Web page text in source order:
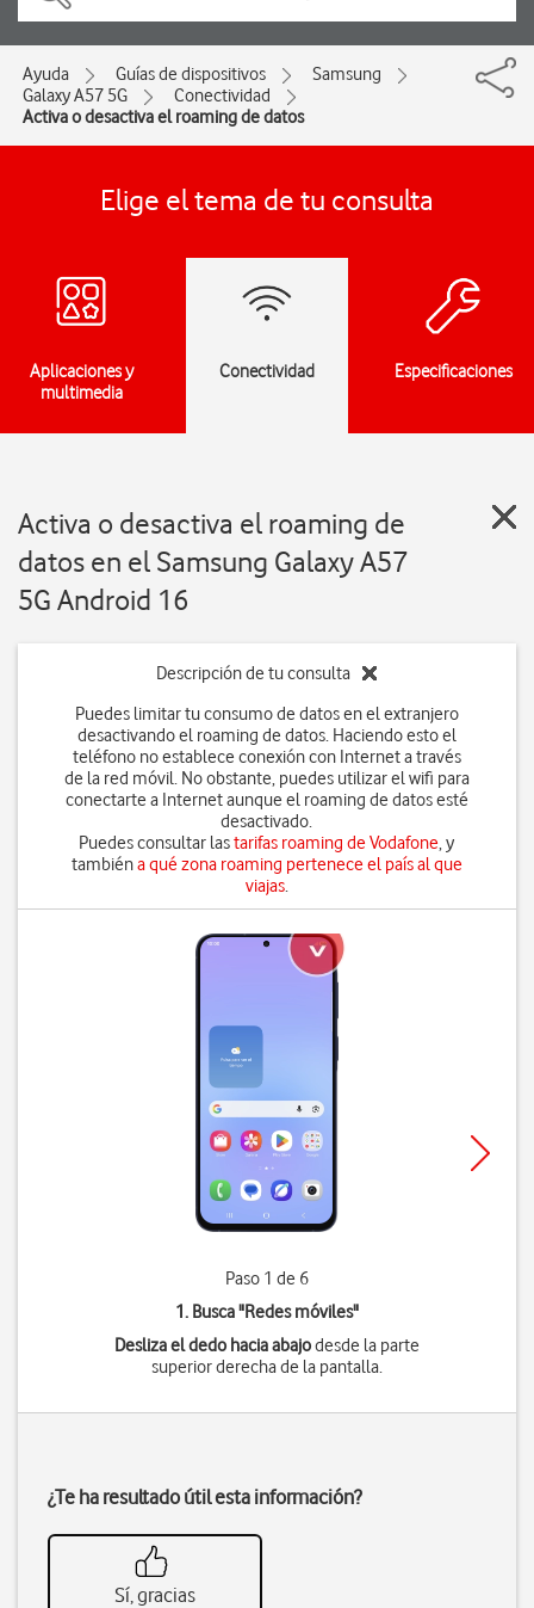
Ayuda Guías de dispositivos
Samsung
Galaxy A57 5G
Conectividad
Activa o desactiva el roaming de datos
Elige el tema de tu consulta
Aplicaciones y
multimedia
Conectividad Especificaciones
Activa o desactiva el roaming de
datos en el Samsung Galaxy A57
5G Android 16
Descripción de tu consulta
Puedes limitar tu consumo de datos en el extranjero
desactivando el roaming de datos. Haciendo esto el
teléfono no establece conexión con Internet a través
de la red móvil. No obstante, puedes utilizar el wifi para
conectarte a Internet aunque el roaming de datos esté
desactivado.
Puedes consultar lastarifas roaming de Vodafone, y
tambiéna qué zona roaming pertenece el país al que
viajas.
Paso 1 de 6
1. Busca "Redes móviles"
Desliza el dedo hacia abajodesde la parte
superior derecha de la pantalla.
¿Te ha resultado útil esta información?
Sí, gracias